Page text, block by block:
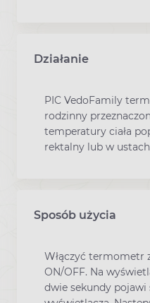
Działanie
PIC VedoFamily
rodzinny
temperatury ciała
rektalny lub w
Sposób użycia
Włączyć termometr
ON/OFF. Na
dwie sekundy